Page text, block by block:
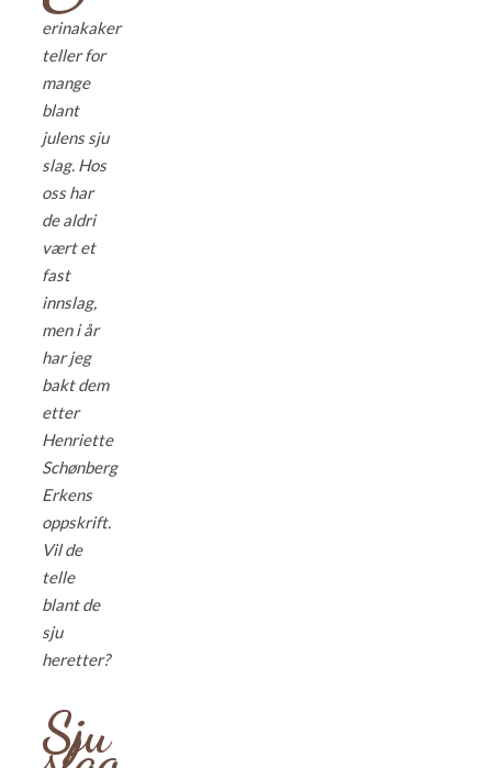
erinakaker
teller for
mange
blant
julens sju
slag. Hos
oss har
de aldri
vært et
fast
innslag,
men i år
har jeg
bakt dem
etter
Henriette
Schønberg
Erkens
oppskrift.
Vil de
telle
blant de
sju
heretter?
Sju